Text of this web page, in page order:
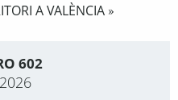
A VALÈNCIA»
602